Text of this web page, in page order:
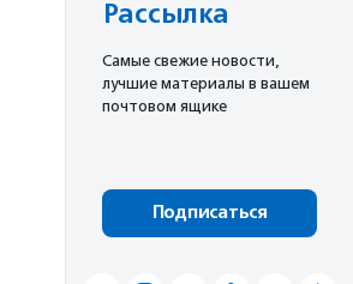
Рассылка
Cамые свежие новости,
лучшие материалы в вашем
почтовом ящике
Подписаться